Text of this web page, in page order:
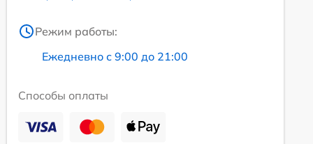
Режим работы:
Ежедневно с 9:00 до 21:00
Способы оплаты